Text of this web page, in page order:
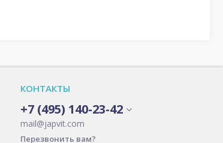
КОНТАКТЫ
+7 (495) 140-23-42
mail@japvit.com
Перезвонить вам?